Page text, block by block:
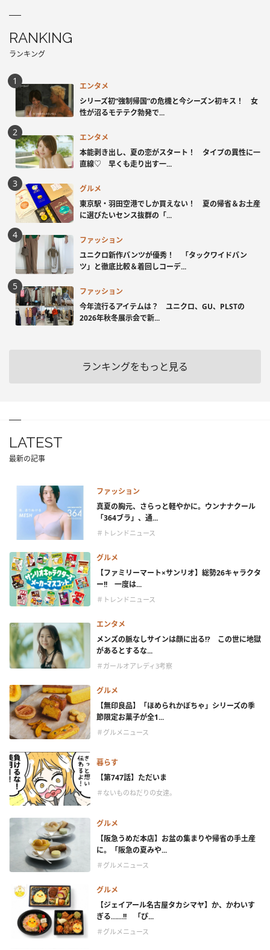
RANKING
ランキング
エンタメ
シリーズ初“強制帰国”の危機と今シーズン初キス！ 女
性が沼るモテテク勃発で...
エンタメ
本能剥き出し、夏の恋がスタート！ タイプの異性に一
直線♡ 早くも走り出す一...
グルメ
東京駅・羽田空港でしか買えない！ 夏の帰省＆お土産
に選びたいセンス抜群の「...
ファッション
ユニクロ新作パンツが優秀！ 「タックワイドパン
ツ」と徹底比較＆着回しコーデ...
ファッション
今年流行るアイテムは？ ユニクロ、GU、PLSTの
2026年秋冬展示会で新...
ランキングをもっと見る
LATEST
最新の記事
ファッション
真夏の胸元、さらっと軽やかに。ウンナナクール
「364ブラ」、通...
＃トレンドニュース
グルメ
【ファミリーマート×サンリオ】総勢26キャラクタ
ー!! 一度は...
＃トレンドニュース
エンタメ
メンズの脈なしサインは顔に出る!? この世に地獄
があるとするな...
＃ガールオアレディ3考察
グルメ
【無印良品】「ほめられかぼちゃ」シリーズの季
節限定お菓子が全1...
＃グルメニュース
暮らす
【第747話】ただいま
＃ないものねだりの女達。
グルメ
【阪急うめだ本店】お盆の集まりや帰省の手土産
に。「阪急の夏みや...
＃グルメニュース
グルメ
【ジェイアール名古屋タカシマヤ】か、かわいす
ぎる……!! 「ぴ...
＃グルメニュース